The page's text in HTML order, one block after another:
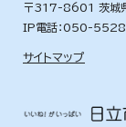
〒317-8601 茨城
IP電話：050-
サイトマップ